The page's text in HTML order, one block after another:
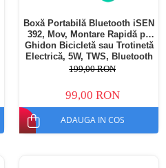
Boxă Portabilă Bluetooth iSEN
392, Mov, Montare Rapidă pe
Ghidon Bicicletă sau Trotinetă
Electrică, 5W, TWS, Bluetooth
5.3, IPX5, Sunet Stereo 360°,
199,00 RON
99,00 RON
ADAUGA IN COS